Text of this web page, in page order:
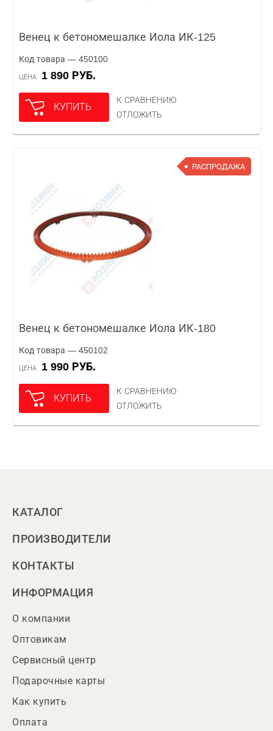
Венец к бетономешалке Иола ИК-125
Код товара — 450100
ЦЕНА 1 890 РУБ.
КУПИТЬ
К СРАВНЕНИЮ
ОТЛОЖИТЬ
РАСПРОДАЖА
Венец к бетономешалке Иола ИК-180
Код товара — 450102
ЦЕНА 1 990 РУБ.
КУПИТЬ
К СРАВНЕНИЮ
ОТЛОЖИТЬ
КАТАЛОГ
ПРОИЗВОДИТЕЛИ
КОНТАКТЫ
ИНФОРМАЦИЯ
О компании
Оптовикам
Сервисный центр
Подарочные карты
Как купить
Оплата